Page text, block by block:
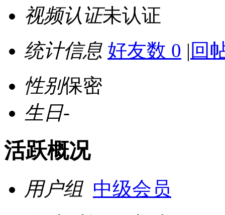
视频认证未认证
统计信息 好友数 0 | 回
性别保密
生日-
活跃概况
用户组 中级会员